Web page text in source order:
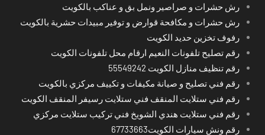
رش حشرات و صراصير ونمل بق و عناكب بالكويت
رش حشرات و مكافحة قوارض و توفير مبيدات حشرية بالكويت
رفوف تخزين حديد الكويت
رقم تصليح تلفونات النعيم ارقام محل تلفونات الكويت
رقم تنظيف منازل الكويت 55549242
رقم فني تصليح و صيانة مكيفات و تكييف مركزي بالكويت
رقم فني ستلايت المنقف فني ستلايت رسيفر المنقف الكويت
رقم فني ستلايت هندي الشويخ فني تركيب ستلايت مركزي
رقم ونش سيارات الكويت67733663